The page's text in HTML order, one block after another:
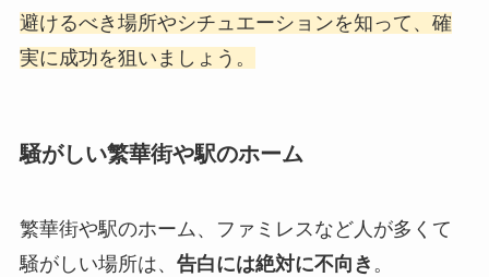
避けるべき場所やシチュエーションを知って、確
実に成功を狙いましょう。
騒がしい繁華街や駅のホーム
繁華街や駅のホーム、ファミレスなど人が多くて
騒がしい場所は、 告白には絶対に不向き 。